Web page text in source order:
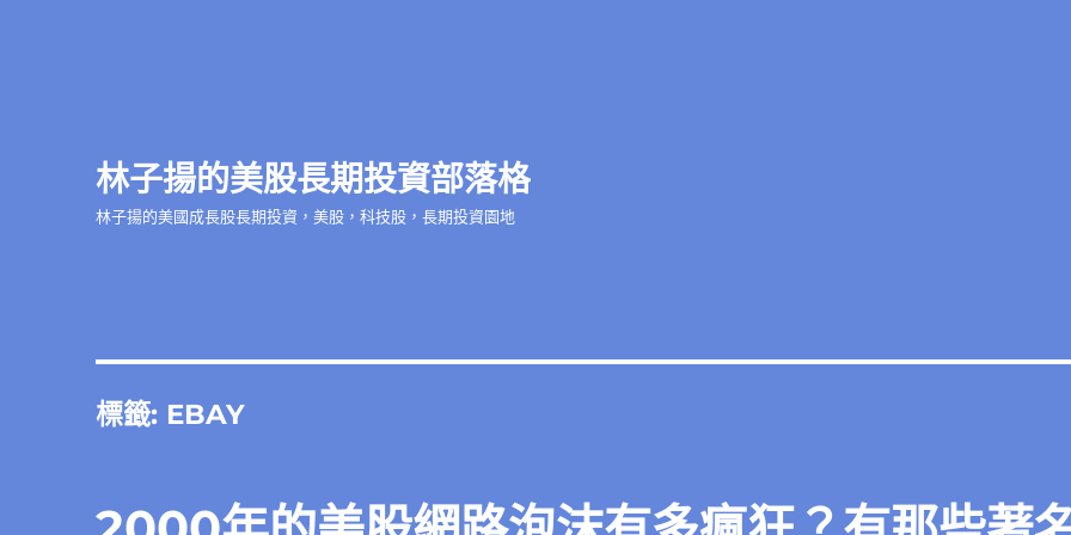
林子揚的美股長期投資部落格
林子揚的美國成長股長期投資，美股，科技股，長期投資園地
標籤: EBAY